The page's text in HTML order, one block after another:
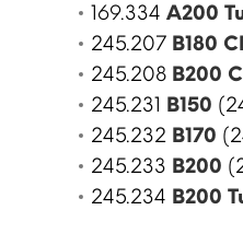
169.334 A200
245.207 B180
245.208 B200
245.231 B150
245.232 B170
245.233 B200
245.234 B200